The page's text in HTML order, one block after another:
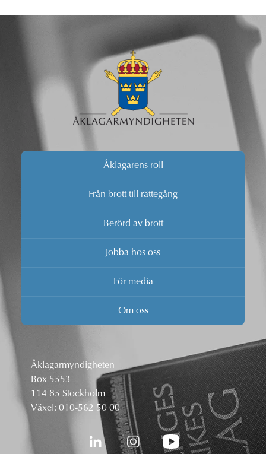
Åklagarens roll
Från brott till rättegång
Berörd av brott
Jobba hos oss
För media
Om oss
Åklagarmyndigheten
Box 5553
114 85 Stockholm
Växel: 010-562 50 00